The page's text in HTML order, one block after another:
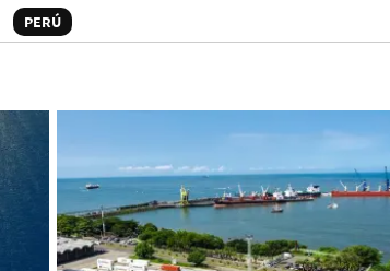
PERÚ